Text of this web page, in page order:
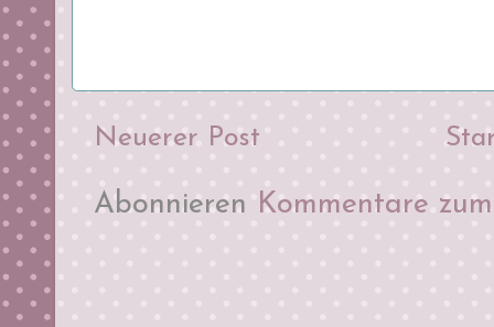
Neuerer Post
Abonnieren Kommentare